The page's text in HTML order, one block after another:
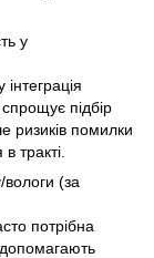
у
підбір
ризиків помилки
тракті.
вологи (за
потрібна
допомагають